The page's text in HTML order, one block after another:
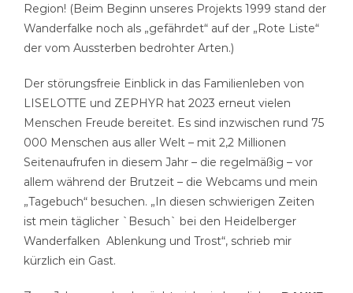
Region! (Beim Beginn unseres Projekts 1999 stand der
Wanderfalke noch als „gefährdet“ auf der „Rote Liste“
der vom Aussterben bedrohter Arten.)
Der störungsfreie Einblick in das Familienleben von
LISELOTTE und ZEPHYR hat 2023 erneut vielen
Menschen Freude bereitet. Es sind inzwischen rund 75
000 Menschen aus aller Welt – mit 2,2 Millionen
Seitenaufrufen in diesem Jahr – die regelmäßig – vor
allem während der Brutzeit – die Webcams und mein
„Tagebuch“ besuchen. „In diesen schwierigen Zeiten
ist mein täglicher `Besuch` bei den Heidelberger
Wanderfalken Ablenkung und Trost“, schrieb mir
kürzlich ein Gast.